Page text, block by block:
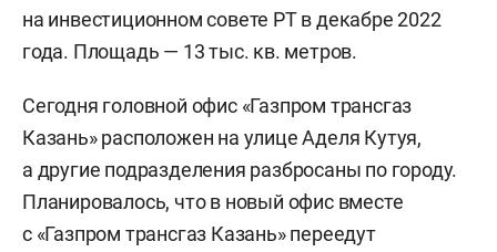
на инвестиционном совете РТ в декабре 2022
года. Площадь — 13 тыс. кв. метров.
Сегодня головной офис «Газпром трансгаз
Казань» расположен на улице Аделя Кутуя,
а другие подразделения разбросаны по городу.
Планировалось, что в новый офис вместе
с «Газпром трансгаз Казань» переедут